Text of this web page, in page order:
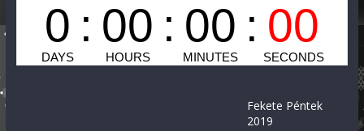
Fekete Péntek
2019